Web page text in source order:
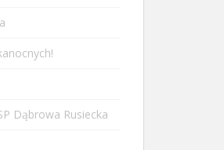
Dąbrowa Rusiecka